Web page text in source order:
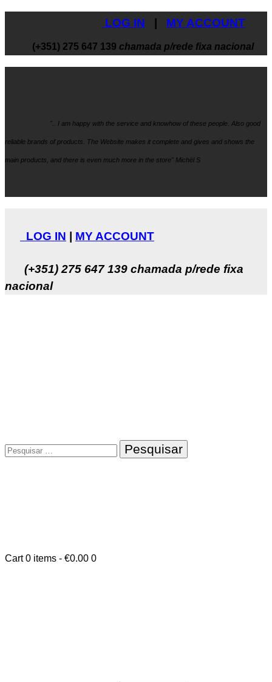
LOG IN MY ACCOUNT
(+351) 275 647 139 chamada p/rede fixa nacional
".. I am happy with the service and knowhow of these people. Also good
reliable brands of products. The Website makes it complete and gives and shows the
main products, and there is even much more in the store" Michël S
LOG IN MY ACCOUNT
(+351) 275 647 139 chamada p/rede fixa
nacional
Pesquisar
por:
Cart 0 items - €0.00 0